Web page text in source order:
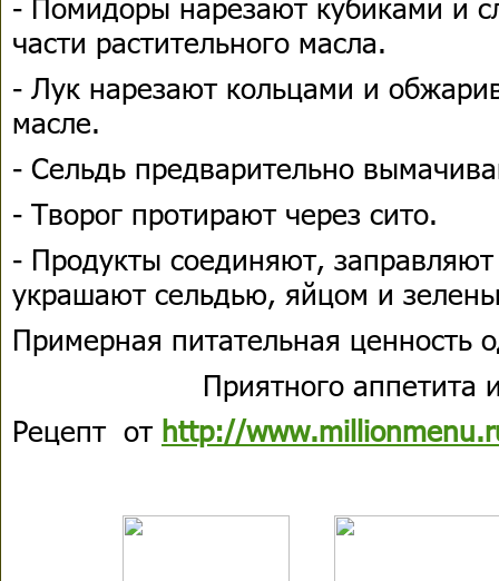
части растительного масла.
- Лук нарезают кольцами и
масле.
- Сельдь предварительно
- Творог протирают через сито.
- Продукты соединяют,
украшают сельдью, яйцом и
Примерная питательная ценность
Приятного аппетита
Рецепт от http://